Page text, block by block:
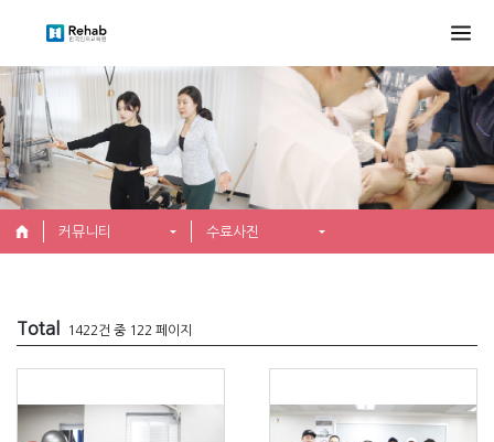
커뮤니티 수료사진
Total 1422건 중 122 페이지